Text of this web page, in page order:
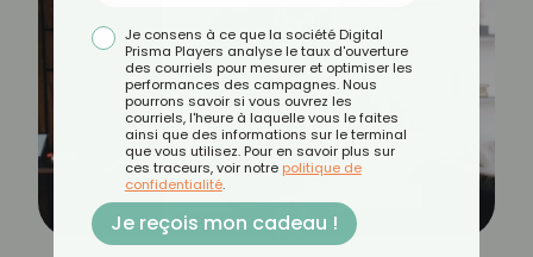
Je consens à ce que la société Digital
Prisma Players analyse le taux d'ouverture
des courriels pour mesurer et optimiser les
performances des campagnes. Nous
pourrons savoir si vous ouvrez les
courriels, l'heure à laquelle vous le faites
ainsi que des informations sur le terminal
que vous utilisez. Pour en savoir plus sur
ces traceurs, voir notre politique de
confidentialité.
Je reçois mon cadeau !